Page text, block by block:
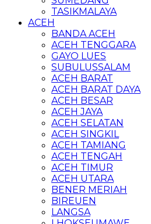
TASIKMALAYA
ACEH
BANDA ACEH
ACEH TENGGARA
GAYO LUES
SUBULUSSALAM
ACEH BARAT
ACEH BARAT DAYA
ACEH BESAR
ACEH JAYA
ACEH SELATAN
ACEH SINGKIL
ACEH TAMIANG
ACEH TENGAH
ACEH TIMUR
ACEH UTARA
BENER MERIAH
BIREUEN
LANGSA